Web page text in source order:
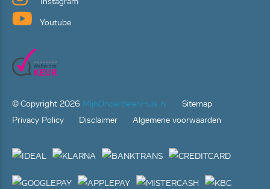
Youtube
© Copyright 2026 MijnOnderdelenHuis.nl
Sitemap
Privacy Policy
Disclaimer Algemene voorwaarden